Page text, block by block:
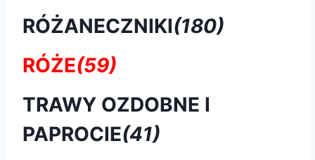
RÓŻANECZNIKI(180)
RÓŻE(59)
TRAWY OZDOBNE I
PAPROCIE(41)